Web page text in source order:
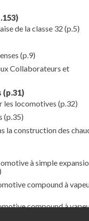
de la classe 32 (p.5)
(p.9)
Collaborateurs et
(p.31)
les locomotives (p.32)
(p.35)
la construction des
à simple
compound à
compound à